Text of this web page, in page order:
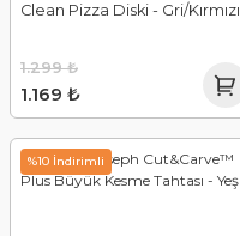
Clean Pizza Diski - Gri/Kırmızı
1.169 ₺
1.299 ₺
%10 İndirimli